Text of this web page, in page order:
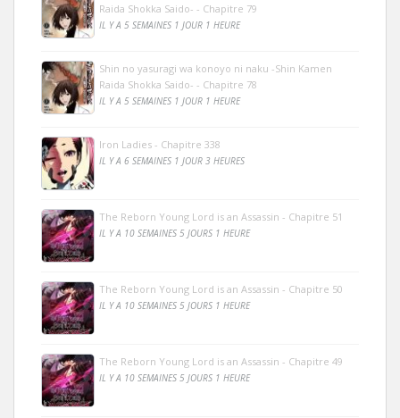
Raida Shokka Saido- - Chapitre 79
IL Y A 5 SEMAINES 1 JOUR 1 HEURE
Shin no yasuragi wa konoyo ni naku -Shin Kamen
Raida Shokka Saido- - Chapitre 78
IL Y A 5 SEMAINES 1 JOUR 1 HEURE
Iron Ladies - Chapitre 338
IL Y A 6 SEMAINES 1 JOUR 3 HEURES
The Reborn Young Lord is an Assassin - Chapitre 51
IL Y A 10 SEMAINES 5 JOURS 1 HEURE
The Reborn Young Lord is an Assassin - Chapitre 50
IL Y A 10 SEMAINES 5 JOURS 1 HEURE
The Reborn Young Lord is an Assassin - Chapitre 49
IL Y A 10 SEMAINES 5 JOURS 1 HEURE